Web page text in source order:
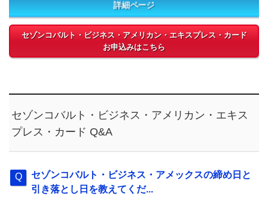
詳細ページ
セゾンコバルト・ビジネス・アメリカン・エキスプレス・カード
お申込みはこちら
セゾンコバルト・ビジネス・アメリカン・エキス
プレス・カード Q&A
セゾンコバルト・ビジネス・アメックスの締め日と
引き落とし日を教えてくだ...